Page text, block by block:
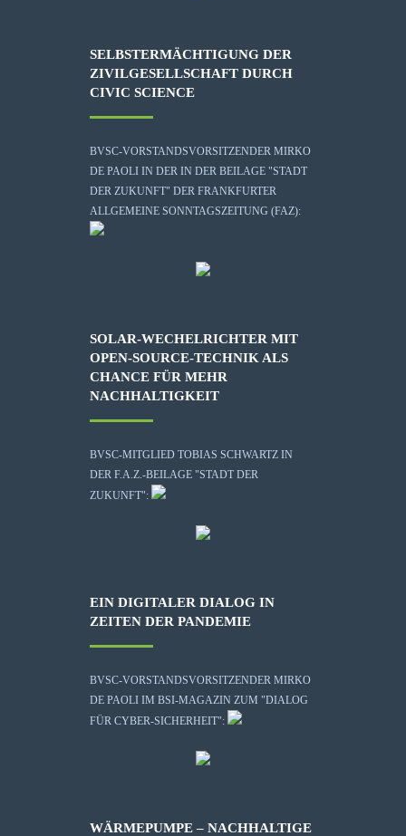
SELBSTERMÄCHTIGUNG DER
ZIVILGESELLSCHAFT DURCH
CIVIC SCIENCE
BVSC-VORSTANDSVORSITZENDER MIRKO
DE PAOLI IN DER IN DER BEILAGE "STADT
DER ZUKUNFT" DER FRANKFURTER
ALLGEMEINE SONNTAGSZEITUNG (FAZ):
SOLAR-WECHELRICHTER MIT
OPEN-SOURCE-TECHNIK ALS
CHANCE FÜR MEHR
NACHHALTIGKEIT
BVSC-MITGLIED TOBIAS SCHWARTZ IN
DER F.A.Z.-BEILAGE "STADT DER
ZUKUNFT":
EIN DIGITALER DIALOG IN
ZEITEN DER PANDEMIE
BVSC-VORSTANDSVORSITZENDER MIRKO
DE PAOLI IM BSI-MAGAZIN ZUM "DIALOG
FÜR CYBER-SICHERHEIT":
WÄRMEPUMPE – NACHHALTIGE